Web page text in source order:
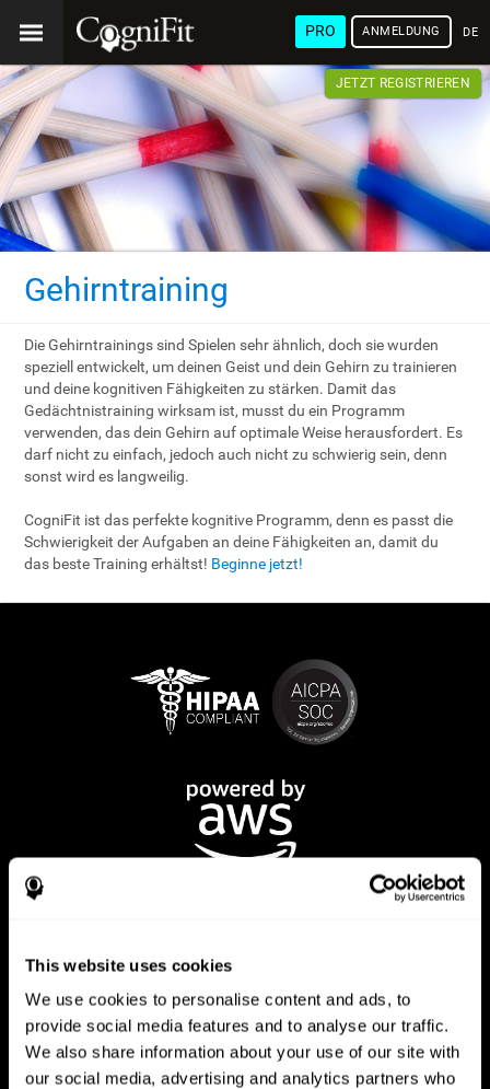
This website uses cookies
We use cookies to personalise content and ads, to
provide social media features and to analyse our traffic.
We also share information about your use of our site with
our social media, advertising and analytics partners who
PRO ANMELDUNG
JETZT REGISTRIEREN
Gehirntraining
Die Gehirntrainings sind Spielen sehr ähnlich, doch sie wurden
speziell entwickelt, um deinen Geist und dein Gehirn zu trainieren
und deine kognitiven Fähigkeiten zu stärken. Damit das
Gedächtnistraining wirksam ist, musst du ein Programm
verwenden, das dein Gehirn auf optimale Weise herausfordert. Es
darf nicht zu einfach, jedoch auch nicht zu schwierig sein, denn
sonst wird es langweilig.
CogniFit ist das perfekte kognitive Programm, denn es passt die
Schwierigkeit der Aufgaben an deine Fähigkeiten an, damit du
das beste Training erhältst! Beginne jetzt!
CogniFit App